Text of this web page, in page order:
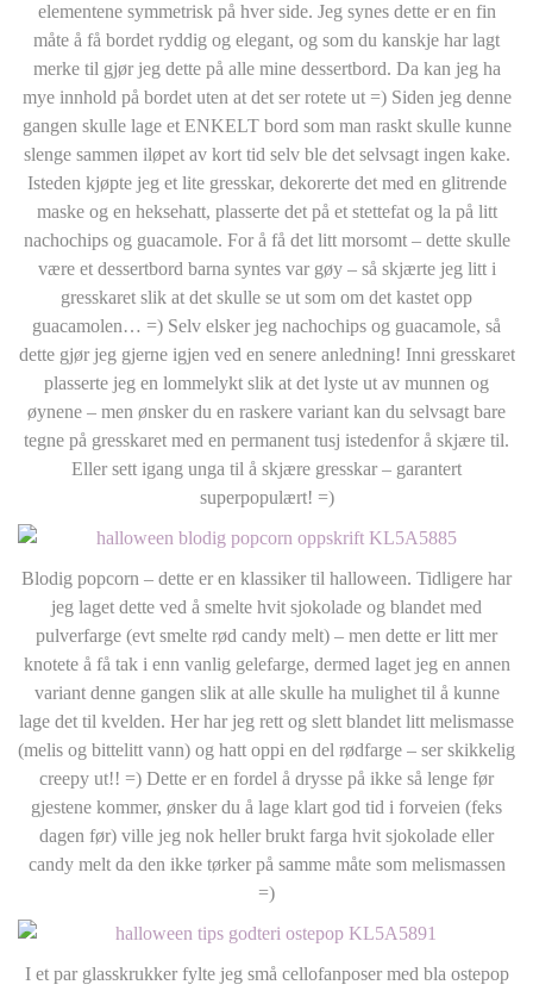
elementene symmetrisk på hver side. Jeg synes dette er en fin
måte å få bordet ryddig og elegant, og som du kanskje har lagt
merke til gjør jeg dette på alle mine dessertbord. Da kan jeg ha
mye innhold på bordet uten at det ser rotete ut =) Siden jeg denne
gangen skulle lage et ENKELT bord som man raskt skulle kunne
slenge sammen iløpet av kort tid selv ble det selvsagt ingen kake.
Isteden kjøpte jeg et lite gresskar, dekorerte det med en glitrende
maske og en heksehatt, plasserte det på et stettefat og la på litt
nachochips og guacamole. For å få det litt morsomt – dette skulle
være et dessertbord barna syntes var gøy – så skjærte jeg litt i
gresskaret slik at det skulle se ut som om det kastet opp
guacamolen… =) Selv elsker jeg nachochips og guacamole, så
dette gjør jeg gjerne igjen ved en senere anledning! Inni gresskaret
plasserte jeg en lommelykt slik at det lyste ut av munnen og
øynene – men ønsker du en raskere variant kan du selvsagt bare
tegne på gresskaret med en permanent tusj istedenfor å skjære til.
Eller sett igang unga til å skjære gresskar – garantert
superpopulært! =)
Blodig popcorn – dette er en klassiker til halloween. Tidligere har
jeg laget dette ved å smelte hvit sjokolade og blandet med
pulverfarge (evt smelte rød candy melt) – men dette er litt mer
knotete å få tak i enn vanlig gelefarge, dermed laget jeg en annen
variant denne gangen slik at alle skulle ha mulighet til å kunne
lage det til kvelden. Her har jeg rett og slett blandet litt melismasse
(melis og bittelitt vann) og hatt oppi en del rødfarge – ser skikkelig
creepy ut!! =) Dette er en fordel å drysse på ikke så lenge før
gjestene kommer, ønsker du å lage klart god tid i forveien (feks
dagen før) ville jeg nok heller brukt farga hvit sjokolade eller
candy melt da den ikke tørker på samme måte som melismassen
=)
I et par glasskrukker fylte jeg små cellofanposer med bla ostepop